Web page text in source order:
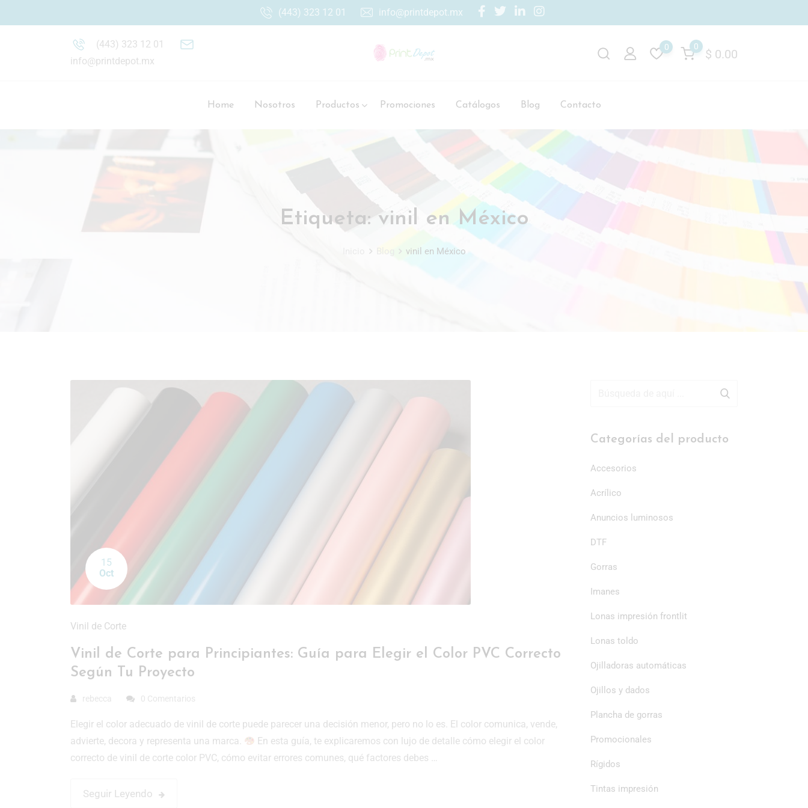
(443) 323 12 01 info@printdepot.mx
(443) 323 12 01
info@printdepot.mx
$ 0.00
0
0
Home Nosotros Productos Promociones Catálogos Blog Contacto
Etiqueta: vinil en México
vinil en México
15
Oct
Vinil de Corte
Vinil de Corte para Principiantes: Guía para Elegir el Color PVC Correcto
Según Tu Proyecto
rebecca 0 Comentarios
Elegir el color adecuado de vinil de corte puede parecer una decisión menor, pero no lo es. El color comunica, vende,
advierte, decora y representa una marca.
En esta guía, te explicaremos con lujo de detalle cómo elegir el color
correcto de vinil de corte color PVC, cómo evitar errores comunes, qué factores debes …
Seguir Leyendo
Categorías del producto
Accesorios
Acrílico
Anuncios luminosos
DTF
Gorras
Imanes
Lonas impresión frontlit
Lonas toldo
Ojilladoras automáticas
Ojillos y dados
Plancha de gorras
Promocionales
Rígidos
Tintas impresión